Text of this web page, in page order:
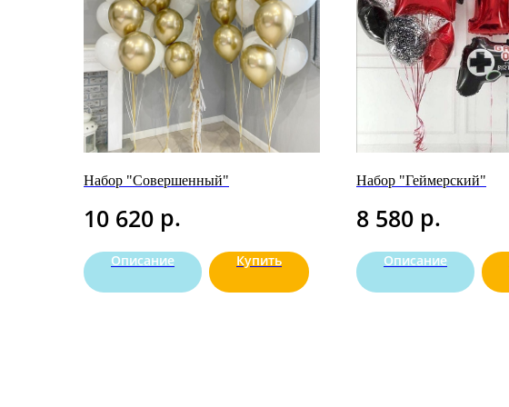
Набор "Совершенный"
10 620 р.
Описание Купить
Набор "Геймерский"
8 580 р.
Описание